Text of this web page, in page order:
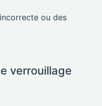
ou des
verrouillage